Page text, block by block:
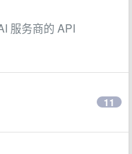
服务商的 API
11